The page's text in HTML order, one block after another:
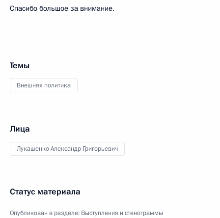
Спасибо большое за внимание.
Темы
Внешняя политика
Лица
Лукашенко Александр Григорьевич
Статус материала
Опубликован в разделе: Выступления и стенограммы